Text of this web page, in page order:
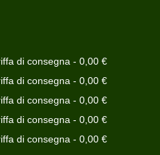
di consegna - 0,00 €
di consegna - 0,00 €
di consegna - 0,00 €
di consegna - 0,00 €
di consegna - 0,00 €